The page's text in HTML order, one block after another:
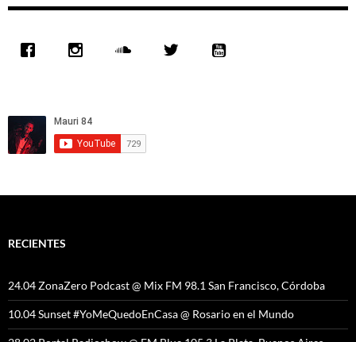
RECIENTES
24.04 ZonaZero Podcast @ Mix FM 98.1 San Francisco, Córdoba
10.04 Sunset #YoMeQuedoEnCasa @ Rosario en el Mundo